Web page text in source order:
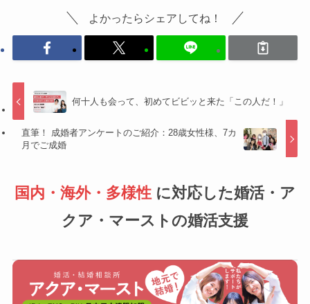
よかったらシェアしてね！
何十人も会って、初めてビビッと来た「この人だ！」
直筆！ 成婚者アンケートのご紹介：28歳女性様、7カ
月でご成婚
国内・海外・多様性 に対応した婚活・ア
クア・マーストの婚活支援